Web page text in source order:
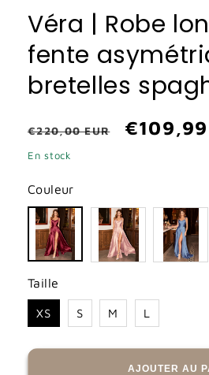
Véra | Robe
fente
bretelles
Prix
habituel
€220,00 EUR
Prix
€109,99
En stock
Couleur
Taille
XS S M L
AJOUTER AU